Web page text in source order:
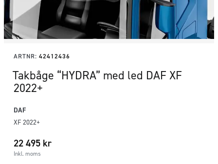
ARTNR: 42412436
Takbåge “HYDRA” med led DAF XF
2022+
DAF
XF 2022+
22 495 kr
Inkl. moms